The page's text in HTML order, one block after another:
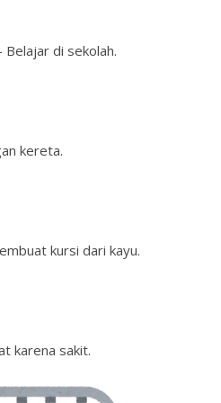
di sekolah.
kereta.
kursi dari kayu.
karena sakit.